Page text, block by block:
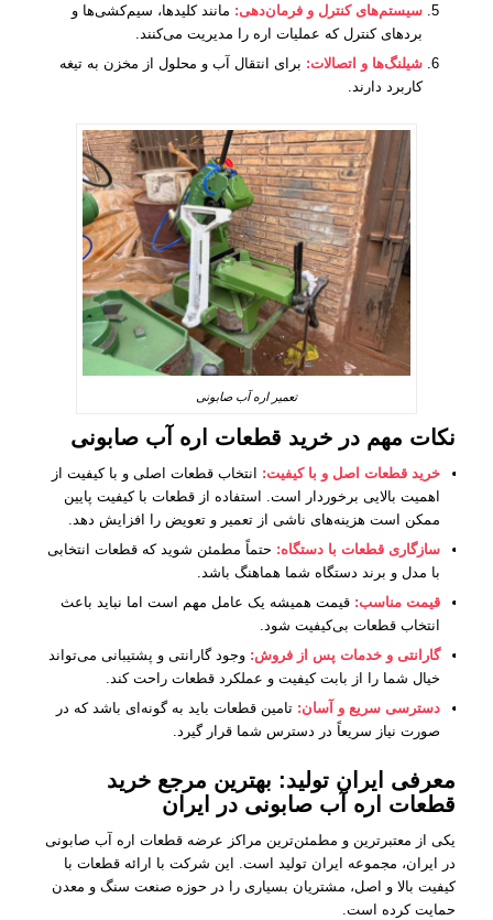
سیستم‌های کنترل و فرمان‌دهی: مانند کلیدها، سیم‌کشی‌ها و
بردهای کنترل که عملیات اره را مدیریت می‌کنند.
شیلنگ‌ها و اتصالات: برای انتقال آب و محلول از مخزن به تیغه
کاربرد دارند.
تعمیر اره آب صابونی
نکات مهم در خرید قطعات اره آب صابونی
خرید قطعات اصل و با کیفیت: انتخاب قطعات اصلی و با کیفیت از
اهمیت بالایی برخوردار است. استفاده از قطعات با کیفیت پایین
ممکن است هزینه‌های ناشی از تعمیر و تعویض را افزایش دهد.
سازگاری قطعات با دستگاه: حتماً مطمئن شوید که قطعات انتخابی
با مدل و برند دستگاه شما هماهنگ باشد.
قیمت مناسب: قیمت همیشه یک عامل مهم است اما نباید باعث
انتخاب قطعات بی‌کیفیت شود.
گارانتی و خدمات پس از فروش: وجود گارانتی و پشتیبانی می‌تواند
خیال شما را از بابت کیفیت و عملکرد قطعات راحت کند.
دسترسی سریع و آسان: تامین قطعات باید به گونه‌ای باشد که در
صورت نیاز سریعاً در دسترس شما قرار گیرد.
معرفی ایران تولید: بهترین مرجع خرید
قطعات اره آب صابونی در ایران
یکی از معتبرترین و مطمئن‌ترین مراکز عرضه قطعات اره آب صابونی
در ایران، مجموعه ایران تولید است. این شرکت با ارائه قطعات با
کیفیت بالا و اصل، مشتریان بسیاری را در حوزه صنعت سنگ و معدن
حمایت کرده است.